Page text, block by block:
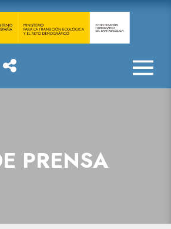
prensa
PRENSA